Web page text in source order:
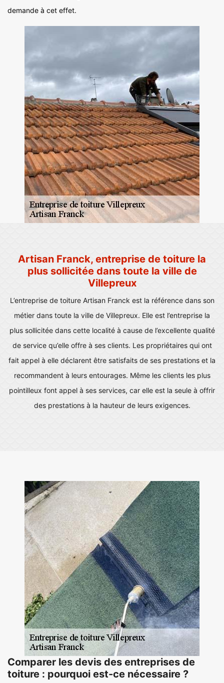
demande à cet effet.
Artisan Franck, entreprise de toiture la
plus sollicitée dans toute la ville de
Villepreux
L’entreprise de toiture Artisan Franck est la référence dans son
métier dans toute la ville de Villepreux. Elle est l’entreprise la
plus sollicitée dans cette localité à cause de l’excellente qualité
de service qu’elle offre à ses clients. Les propriétaires qui ont
fait appel à elle déclarent être satisfaits de ses prestations et la
recommandent à leurs entourages. Même les clients les plus
pointilleux font appel à ses services, car elle est la seule à offrir
des prestations à la hauteur de leurs exigences.
Comparer les devis des entreprises de
toiture : pourquoi est-ce nécessaire ?